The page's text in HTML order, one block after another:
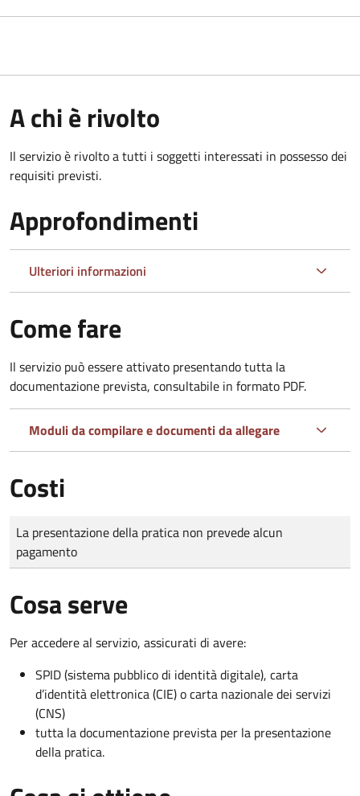
A chi è rivolto
Il servizio è rivolto a tutti i soggetti interessati in possesso dei
requisiti previsti.
Approfondimenti
Ulteriori informazioni
Come fare
Il servizio può essere attivato presentando tutta la
documentazione prevista, consultabile in formato PDF.
Moduli da compilare e documenti da allegare
Costi
Tipo di pagamento
Importo
La presentazione della pratica non prevede alcun
pagamento
Cosa serve
Per accedere al servizio, assicurati di avere:
SPID (sistema pubblico di identità digitale), carta
d’identità elettronica (CIE) o carta nazionale dei servizi
(CNS)
tutta la documentazione prevista per la presentazione
della pratica.